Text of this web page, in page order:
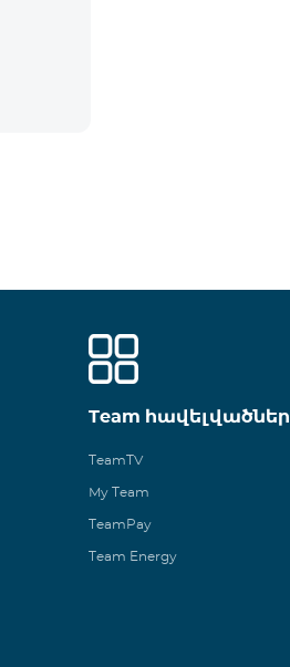
Team հավելվածներ
TeamTV
My Team
TeamPay
Team Energy